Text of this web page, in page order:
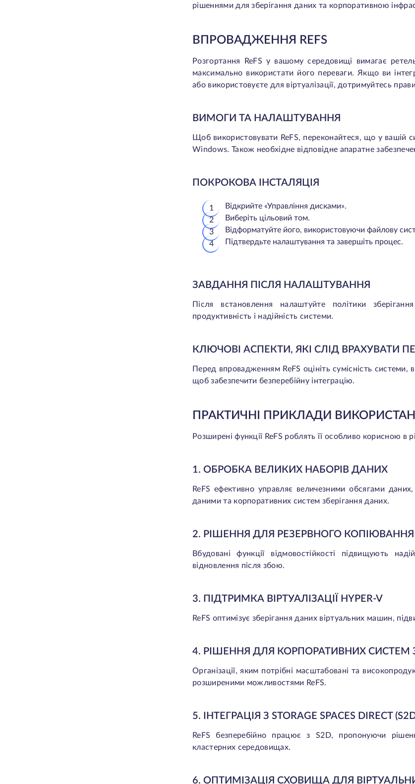
рішеннями для зберігання даних та корпоративною
ВПРОВАДЖЕННЯ REFS
Розгортання ReFS у вашому середовищі вимагає
максимально використати його переваги. Якщо ви
або використовуєте для віртуалізації, дотримуйтесь
ВИМОГИ ТА НАЛАШТУВАННЯ
Щоб використовувати ReFS, переконайтеся, що у вашій
Windows. Також необхідне відповідне апаратне
ПОКРОКОВА ІНСТАЛЯЦІЯ
Відкрийте «Управління дисками».
Виберіть цільовий том.
Відформатуйте його, використовуючи файлову
Підтвердьте налаштування та завершіть процес.
ЗАВДАННЯ ПІСЛЯ НАЛАШТУВАННЯ
Після встановлення налаштуйте політики
продуктивність і надійність системи.
КЛЮЧОВІ АСПЕКТИ, ЯКІ СЛІД ВРАХУВАТИ
Перед впровадженням ReFS оцініть сумісність системи,
щоб забезпечити безперебійну інтеграцію.
ПРАКТИЧНІ ПРИКЛАДИ
Розширені функції ReFS роблять її особливо корисною в
1. ОБРОБКА ВЕЛИКИХ НАБОРІВ ДАНИХ
ReFS ефективно управляє величезними обсягами
даними та корпоративних систем зберігання даних.
2. РІШЕННЯ ДЛЯ РЕЗЕРВНОГО
Вбудовані функції відмовостійкості підвищують
відновлення після збою.
3. ПІДТРИМКА ВІРТУАЛІЗАЦІЇ HYPER-V
ReFS оптимізує зберігання даних віртуальних машин,
4. РІШЕННЯ ДЛЯ КОРПОРАТИВНИХ СИСТЕМ
Організації, яким потрібні масштабовані та
розширеними можливостями ReFS.
5. ІНТЕГРАЦІЯ З STORAGE SPACES DIRECT
ReFS безперебійно працює з S2D, пропонуючи
кластерних середовищах.
6. ОПТИМІЗАЦІЯ СХОВИЩА ДЛЯ